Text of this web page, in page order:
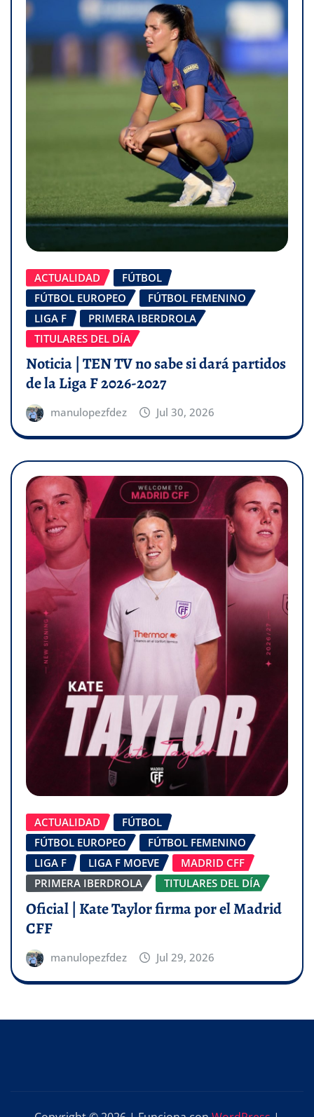
ACTUALIDAD
FÚTBOL
FÚTBOL EUROPEO
FÚTBOL FEMENINO
LIGA F
PRIMERA IBERDROLA
TITULARES DEL DÍA
Noticia | TEN TV no sabe si dará partidos
de la Liga F 2026-2027
manulopezfdez Jul 30, 2026
ACTUALIDAD
FÚTBOL
FÚTBOL EUROPEO
FÚTBOL FEMENINO
LIGA F
LIGA F MOEVE
MADRID CFF
PRIMERA IBERDROLA
TITULARES DEL DÍA
Oficial | Kate Taylor firma por el Madrid
CFF
manulopezfdez Jul 29, 2026